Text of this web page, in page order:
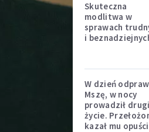
Skuteczna
modlitwa w
sprawach
i
W dzień
Mszę, w nocy
prowadził
życie.
kazał mu